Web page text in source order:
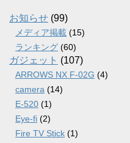
ブ
お知らせ (99)
メディア掲載 (15)
ランキング (60)
ガジェット (107)
ARROWS NX F-02G (4)
camera (14)
E-520 (1)
Eye-fi (2)
Fire TV Stick (1)